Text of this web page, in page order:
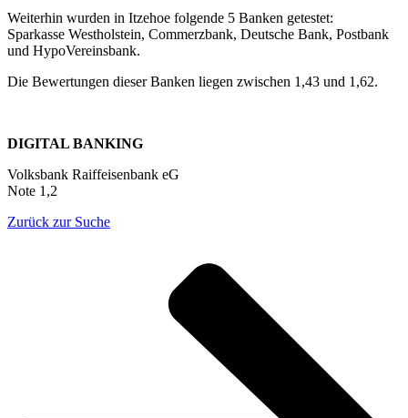
Weiterhin wurden in Itzehoe folgende 5 Banken getestet:
Sparkasse Westholstein, Commerzbank, Deutsche Bank, Postbank
und HypoVereinsbank.
Die Bewertungen dieser Banken liegen zwischen 1,43 und 1,62.
DIGITAL BANKING
Volksbank Raiffeisenbank eG
Note 1,2
Zurück zur Suche